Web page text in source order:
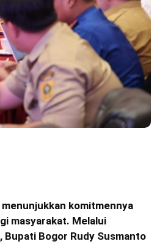
komitmennya
masyarakat. Melalui
Bogor Rudy Susmanto